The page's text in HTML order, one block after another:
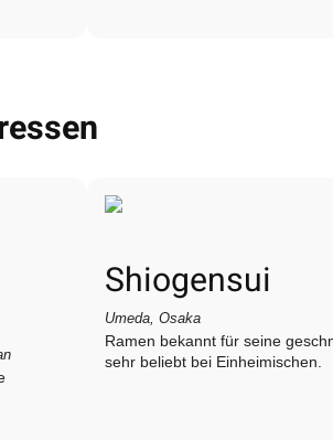
Shiogensui
Umeda, Osaka
Ramen bekannt für seine
sehr beliebt bei Einheimischen.